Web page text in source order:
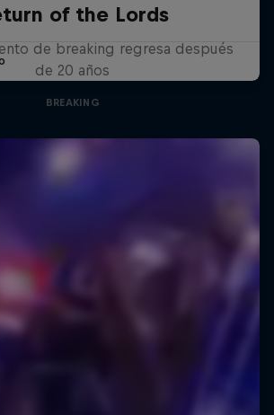
of the Lords
de breaking regresa después
de 20 años
BREAKING